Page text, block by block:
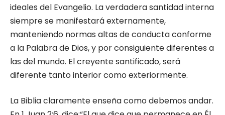
ideales del Evangelio. La verdadera santidad interna
siempre se manifestará externamente,
manteniendo normas altas de conducta conforme
a la Palabra de Dios, y por consiguiente diferentes a
las del mundo. El creyente santificado, será
diferente tanto interior como exteriormente.
La Biblia claramente enseña como debemos andar.